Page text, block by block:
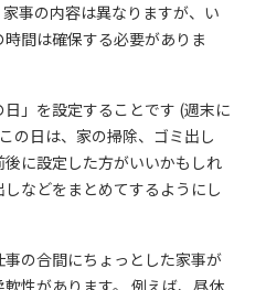
事の内容は異なりますが、い
間は確保する必要がありま
」を設定することです (週末に
の日は、家の掃除、ゴミ出し
後に設定した方がいいかもしれ
などをまとめてするようにし
の合間にちょっとした家事が
性があります。 例えば、昼休